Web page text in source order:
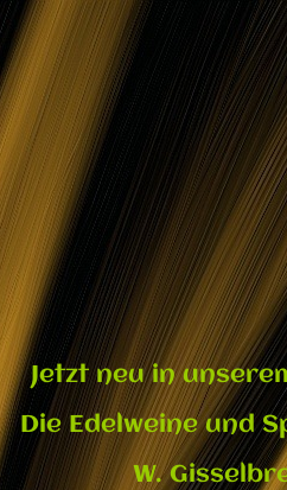
Jetzt neu in
Die Edelweine und
W.